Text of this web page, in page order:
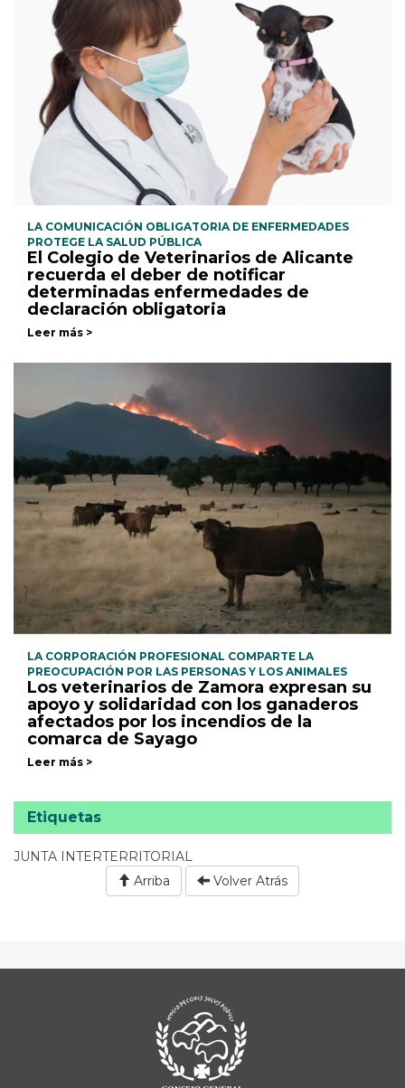
LA COMUNICACIÓN OBLIGATORIA DE ENFERMEDADES
PROTEGE LA SALUD PÚBLICA
El Colegio de Veterinarios de Alicante
recuerda el deber de notificar
determinadas enfermedades de
declaración obligatoria
Leer más >
LA CORPORACIÓN PROFESIONAL COMPARTE LA
PREOCUPACIÓN POR LAS PERSONAS Y LOS ANIMALES
Los veterinarios de Zamora expresan su
apoyo y solidaridad con los ganaderos
afectados por los incendios de la
comarca de Sayago
Leer más >
Etiquetas
JUNTA INTERTERRITORIAL
Arriba
Volver Atrás